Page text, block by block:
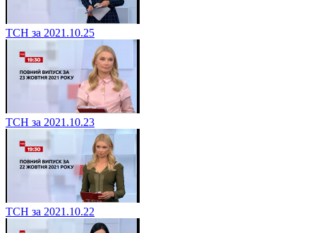
ТСН за 2021.10.25
ТСН за 2021.10.23
ТСН за 2021.10.22